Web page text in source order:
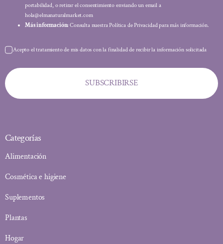
portabilidad, o retirar el consentimiento enviando un email a
hola@elmanaturalmarket.com
Más información: Consulta nuestra Política de Privacidad para más información.
Acepto el tratamiento de mis datos con la finalidad de recibir la información solicitada
SUBSCRIBIRSE
Categorías
Alimentación
Cosmética e higiene
Suplementos
Plantas
Hogar